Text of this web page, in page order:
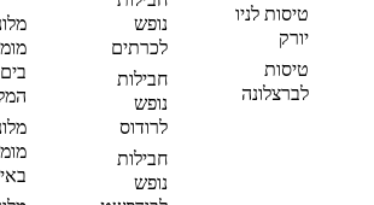
טיסות לניו
יורק
טיסות
לברצלונה
נופש
לכרתים
חבילות
נופש
לרודוס
חבילות
נופש
בים